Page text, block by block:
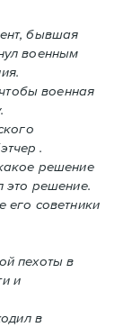
бывшая
военным
военная
.
решение
это решение.
его советники
пехоты в
и
в